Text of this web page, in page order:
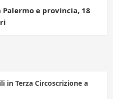
e provincia, 18
in Terza Circoscrizione a